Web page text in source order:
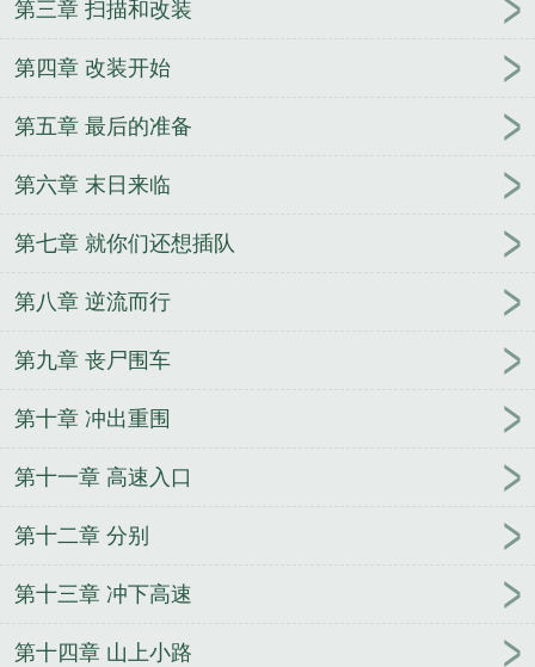
第三章 扫描和改装
第四章 改装开始
第五章 最后的准备
第六章 末日来临
第七章 就你们还想插队
第八章 逆流而行
第九章 丧尸围车
第十章 冲出重围
第十一章 高速入口
第十二章 分别
第十三章 冲下高速
第十四章 山上小路